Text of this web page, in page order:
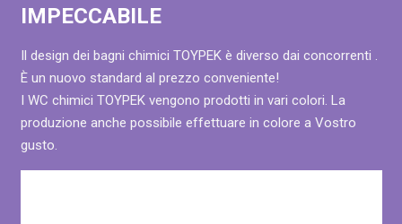
IMPECCABILE
Il design dei bagni chimici TOYPEK è diverso dai concorrenti .
È un nuovo standard al prezzo conveniente!
I WC chimici TOYPEK vengono prodotti in vari colori. La
produzione anche possibile effettuare in colore a Vostro
gusto.